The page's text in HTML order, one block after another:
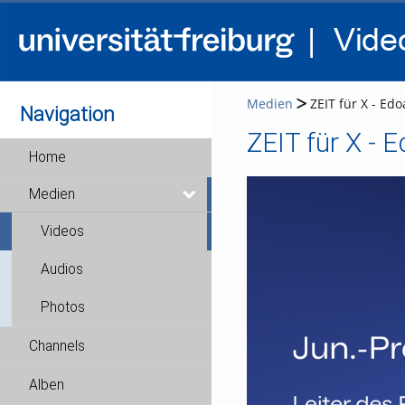
Navigation
Home
Medien
Videos
Audios
Photos
Channels
Alben
Medien ZEIT für X -
ZEIT für X -